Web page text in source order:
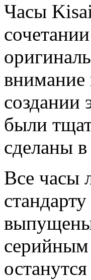
Часы
внимание
создании
были
сделаны
Все часы